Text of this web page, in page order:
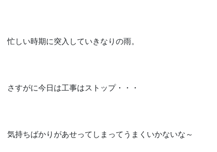
忙しい時期に突入していきなりの雨。
さすがに今日は工事はストップ・・・
気持ちばかりがあせってしまってうまくいかないな～